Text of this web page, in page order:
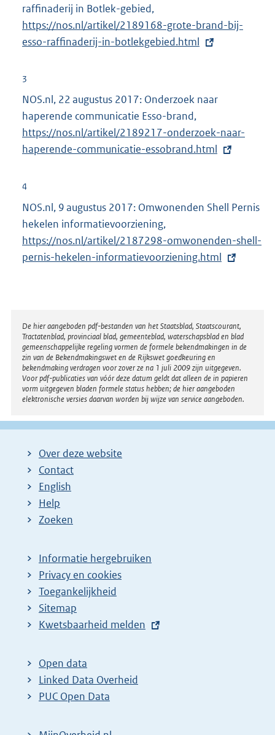
i
n
raffinaderij in Botlek-gebied,
x
t
i
n
https://nos.nl/artikel/2189168-grote-brand-bij-
esso-raffinaderij-in-botlekgebied.html
3
NOS.nl, 22 augustus 2017: Onderzoek naar
haperende communicatie Esso-brand,
x
t
e
i
n
https://nos.nl/artikel/2189217-onderzoek-naar-
haperende-communicatie-essobrand.html
4
NOS.nl, 9 augustus 2017: Omwonenden Shell Pernis
hekelen informatievoorziening,
x
t
e
l
i
n
k
https://nos.nl/artikel/2187298-omwonenden-shell-
pernis-hekelen-informatievoorziening.html
Disclaimer
De hier aangeboden pdf-bestanden van het Staatsblad, Staatscourant,
Tractatenblad, provinciaal blad, gemeenteblad, waterschapsblad en blad
gemeenschappelijke regeling vormen de formele bekendmakingen in de
zin van de Bekendmakingswet en de Rijkswet goedkeuring en
bekendmaking verdragen voor zover ze na 1 juli 2009 zijn uitgegeven.
Voor pdf-publicaties van vóór deze datum geldt dat alleen de in papieren
vorm uitgegeven bladen formele status hebben; de hier aangeboden
elektronische versies daarvan worden bij wijze van service aangeboden.
Over deze website
Contact
English
Help
Zoeken
Informatie hergebruiken
Privacy en cookies
Toegankelijkheid
Sitemap
E
t
e
r
Kwetsbaarheid melden
Open data
Linked Data Overheid
PUC Open Data